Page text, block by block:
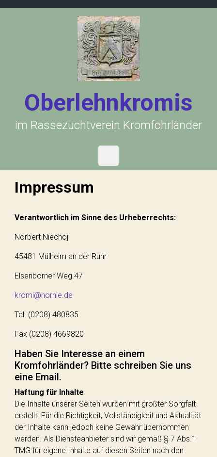
Oberlehnkromis
im Rassezuchtverein Kromfohrländer
Impressum
Verantwortlich im Sinne des Urheberrechts:
Norbert Niechoj
45481 Mülheim an der Ruhr
Elsenborner Weg 47
kromi@nornie.de
Tel. (0208) 480835
Fax (0208) 4669820
Haben Sie Interesse an einem
Kromfohrländer? Bitte schreiben Sie uns
eine Email.
Haftung für Inhalte
Die Inhalte unserer Seiten wurden mit größter Sorgfalt
erstellt. Für die Richtigkeit, Vollständigkeit und Aktualität
der Inhalte kann jedoch keine Gewähr übernommen
werden. Als Diensteanbieter sind wir gemäß § 7 Abs.1
TMG für eigene Inhalte auf diesen Seiten nach den